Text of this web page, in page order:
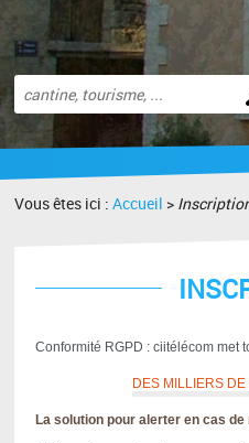
Effectuer
une
recherche
Vous êtes ici :Accueil >
Conformité RGPD : ciitélécom met
DES MILLIERS
La solution pour alerter en cas